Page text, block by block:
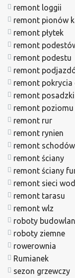
remont loggii
remont pionów
remont płytek
remont
remont podestu
remont
remont pokrycia
remont posadzki
remont
remont rur
remont rynien
remont schodów
remont ściany
remont ściany
remont sieci
remont tarasu
remont wlz
roboty
roboty ziemne
rowerownia
Rumianek
sezon grzewczy